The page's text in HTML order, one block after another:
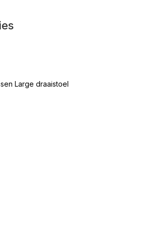
Large draaistoel